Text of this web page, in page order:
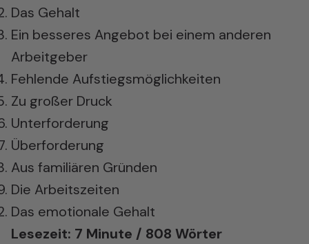
Das Gehalt
Ein besseres Angebot bei einem anderen
Arbeitgeber
Fehlende Aufstiegsmöglichkeiten
Zu großer Druck
Unterforderung
Überforderung
Aus familiären Gründen
Die Arbeitszeiten
Das emotionale Gehalt
Lesezeit: 7 Minute / 808 Wörter